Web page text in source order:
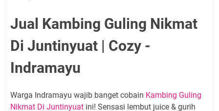
Jual Kambing Guling Nikmat
Di Juntinyuat | Cozy -
Indramayu
Warga Indramayu wajib banget cobain Kambing Guling
Nikmat Di Juntinyuat ini! Sensasi lembut juice & gurih